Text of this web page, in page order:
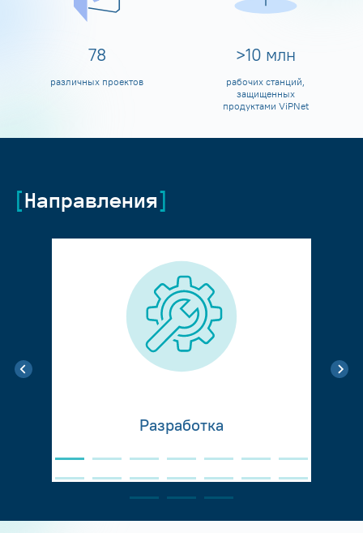
80
различных проектов
>10 млн
рабочих станций,
защищенных
продуктами ViPNet
Направления
Разработка